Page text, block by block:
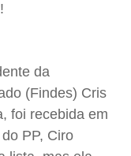
da
(Findes) Cris
foi recebida em
PP, Ciro